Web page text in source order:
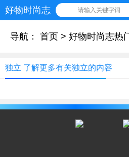
好物时尚志 请输入关键字词
导航： 首页 > 好物时尚志热
独立 了解更多有关独立的内容